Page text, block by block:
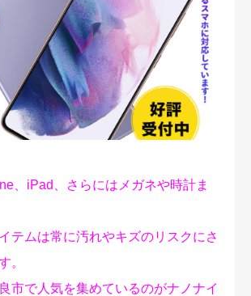
、iPad、さらにはメガネや時計ま
テムは常に汚れやキズのリスクにさ
。
市で人気を集めているのがナノナイ
ー